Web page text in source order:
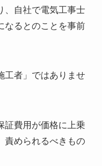
、自社で電気工事士
なるとのことを事前
工者」ではありませ
証費用が価格に上乗
責められるべきもの